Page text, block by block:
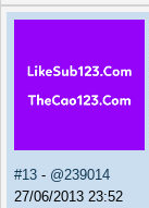
#13 - @239014
27/06/2013 23:52